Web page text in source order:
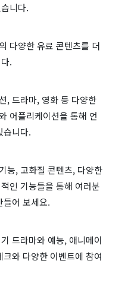
니다.
다양한 유료 콘텐츠를 더
.
, 드라마, 영화 등 다양한
어플리케이션을 통해 언
습니다.
능, 고화질 콘텐츠, 다양한
인 기능들을 통해 여러분
들어 보세요.
드라마와 예능, 애니메이
와 다양한 이벤트에 참여